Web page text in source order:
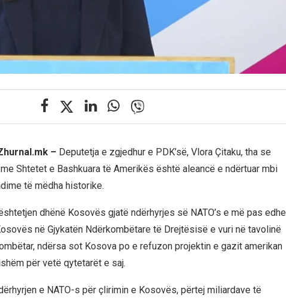
– Deputetja e zgjedhur e PDK’së, Vlora Çitaku, tha se
Shtetet e Bashkuara të Amerikës është aleancë e ndërtuar mbi
të mëdha historike.
dhënë Kosovës gjatë ndërhyrjes së NATO’s e më pas edhe
në Gjykatën Ndërkombëtare të Drejtësisë e vuri në tavolinë
ndërsa sot Kosova po e refuzon projektin e gazit amerikan
për vetë qytetarët e saj.
e NATO-s për çlirimin e Kosovës, përtej miliardave të